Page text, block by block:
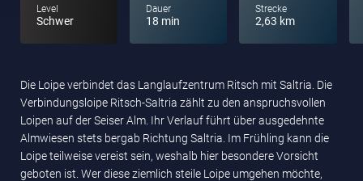
Level
Schwer
Dauer
18 min
Strecke
2,63 km
Die Loipe verbindet das Langlaufzentrum Ritsch mit Saltria. Die
Verbindungsloipe Ritsch-Saltria zählt zu den anspruchsvollen
Loipen auf der Seiser Alm. Ihr Verlauf führt über ausgedehnte
Almwiesen stets bergab Richtung Saltria. Im Frühling kann die
Loipe teilweise vereist sein, weshalb hier besondere Vorsicht
geboten ist. Wer diese ziemlich steile Loipe umgehen möchte,